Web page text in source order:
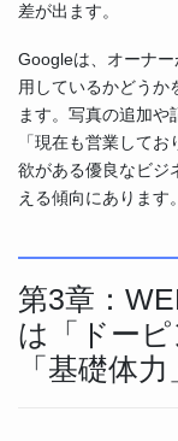
差が出ます。
Googleは、オーナ
用しているかどうか
ます。写真の追加や
「現在も営業して
欲がある優良なビジ
える傾向にあります。
第3章：
は「ドー
「基礎体